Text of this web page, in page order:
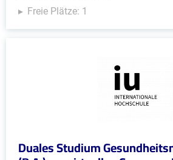
Freie Plätze: 1
Duales Studium